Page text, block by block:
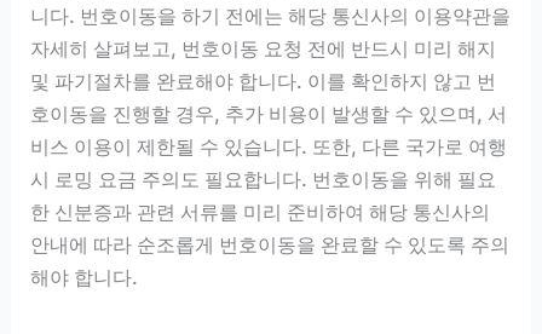
니다. 번호이동을 하기 전에는 해당 통신사의 이용약관을
자세히 살펴보고, 번호이동 요청 전에 반드시 미리 해지
및 파기절차를 완료해야 합니다. 이를 확인하지 않고 번
호이동을 진행할 경우, 추가 비용이 발생할 수 있으며, 서
비스 이용이 제한될 수 있습니다. 또한, 다른 국가로 여행
시 로밍 요금 주의도 필요합니다. 번호이동을 위해 필요
한 신분증과 관련 서류를 미리 준비하여 해당 통신사의
안내에 따라 순조롭게 번호이동을 완료할 수 있도록 주의
해야 합니다.